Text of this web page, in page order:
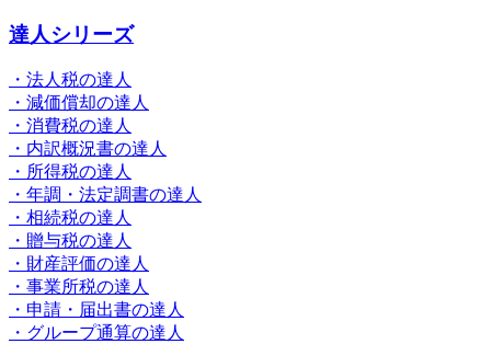
達人シリーズ
・法人税の達人
・減価償却の達人
・消費税の達人
・内訳概況書の達人
・所得税の達人
・年調・法定調書の達人
・相続税の達人
・贈与税の達人
・財産評価の達人
・事業所税の達人
・申請・届出書の達人
・グループ通算の達人